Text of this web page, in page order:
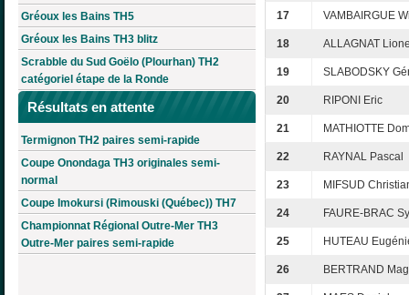
Gréoux les Bains TH5
Gréoux les Bains TH3 blitz
Scrabble du Sud Goëlo (Plourhan) TH2
catégoriel étape de la Ronde
Résultats en attente
Termignon TH2 paires semi-rapide
Coupe Onondaga TH3 originales semi-
normal
Coupe Imokursi (Rimouski (Québec)) TH7
Championnat Régional Outre-Mer TH3
Outre-Mer paires semi-rapide
17 VAMBAIRGUE
18 ALLAGNAT
19 SLABODSKY
20 RIPONI Eric
21 MATHIOTTE
22 RAYNAL Pascal
23 MIFSUD
24 FAURE-BRAC
25 HUTEAU
26 BERTRAND